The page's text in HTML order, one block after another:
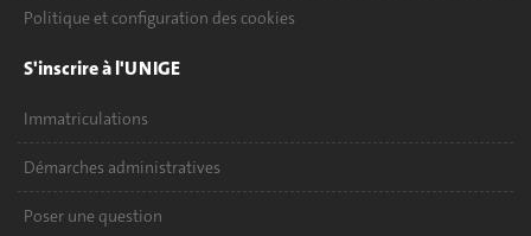
Politique et configuration des cookies
S'inscrire à l'UNIGE
Immatriculations
Démarches administratives
Poser une question